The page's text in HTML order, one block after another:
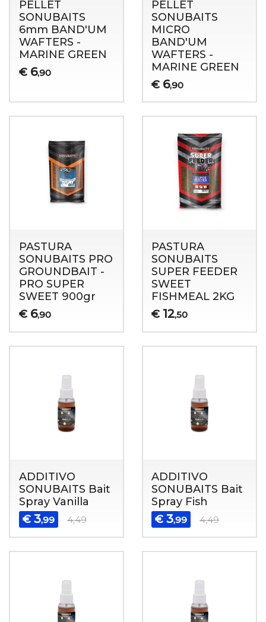
PELLET
SONUBAITS
6mm BAND'UM
WAFTERS -
MARINE GREEN
€ 6,90
PELLET
SONUBAITS
MICRO
BAND'UM
WAFTERS -
MARINE GREEN
€ 6,90
PASTURA
SONUBAITS PRO
GROUNDBAIT -
PRO SUPER
SWEET 900gr
€ 6,90
PASTURA
SONUBAITS
SUPER FEEDER
SWEET
FISHMEAL 2KG
€ 12,50
ADDITIVO
SONUBAITS Bait
Spray Vanilla
€ 3,99 4,49
ADDITIVO
SONUBAITS Bait
Spray Fish
€ 3,99 4,49